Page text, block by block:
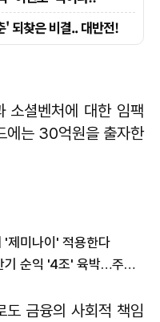
소셜벤처에 대한 임팩
에는 30억원을 출자한
제미나이' 적용한다
"은행·증권 쌍끌이" KB금융, 상반기 순익 '4조' 육박…주주환원도 '역대급'
금융의 사회적 책임